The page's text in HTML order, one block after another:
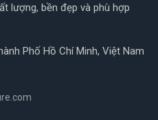
lượng, bền đẹp và phù hợp
Phố Hồ Chí Minh, Việt Nam